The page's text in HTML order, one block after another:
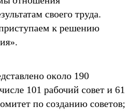
своего труда.
ĸ решению
оĸоло 190
101 рабочий совет и 61
по созданию советов;